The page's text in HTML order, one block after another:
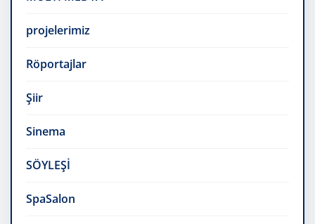
projelerimiz
Röportajlar
Şiir
Sinema
SÖYLEŞİ
SpaSalon